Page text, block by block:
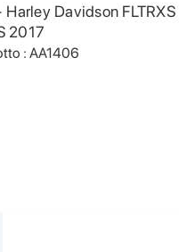
Harley Davidson
2017
: AA1406